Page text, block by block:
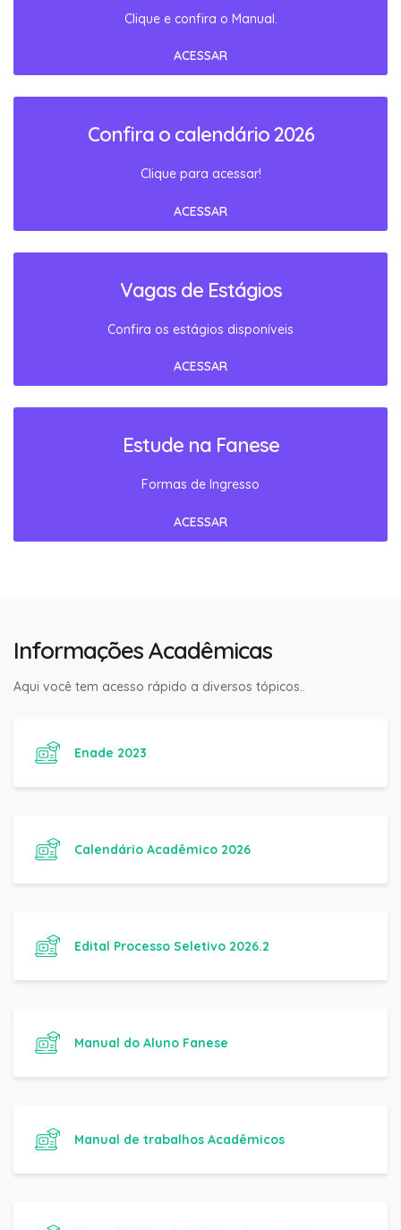
Clique e confira o Manual.
ACESSAR
Confira o calendário 2026
Clique para acessar!
ACESSAR
Vagas de Estágios
Confira os estágios disponíveis
ACESSAR
Estude na Fanese
Formas de Ingresso
ACESSAR
Informações Acadêmicas
Aqui você tem acesso rápido a diversos tópicos..
Enade 2023
Calendário Acadêmico 2026
Edital Processo Seletivo 2026.2
Manual do Aluno Fanese
Manual de trabalhos Acadêmicos